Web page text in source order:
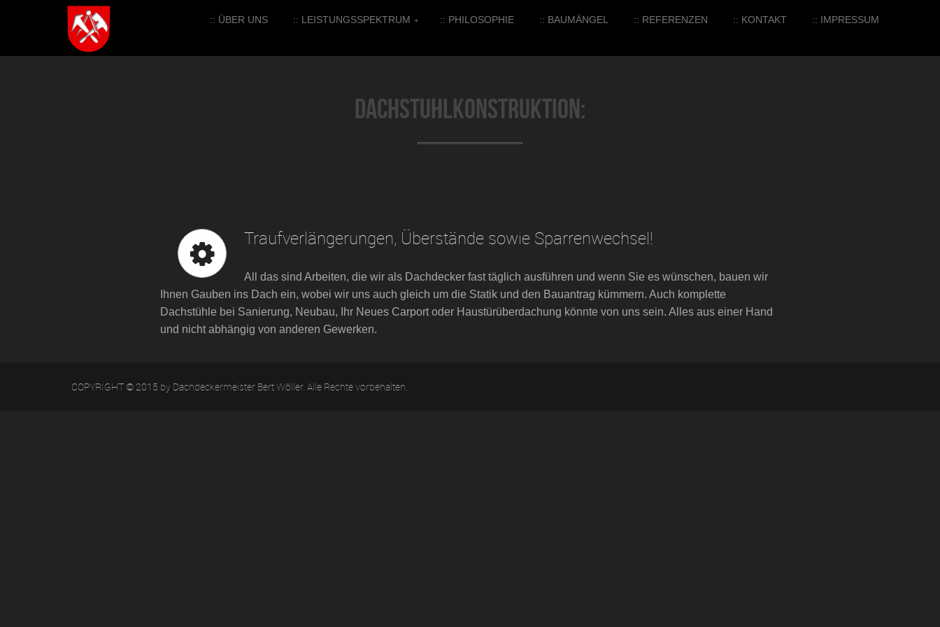
:: ÜBER UNS :: LEISTUNGSSPEKTRUM + :: PHILOSOPHIE :: BAUMÄNGEL :: REFERENZEN :: KONTAKT :: IMPRESSUM
Dachstuhlkonstruktion:
Traufverlängerungen, Überstände sowie Sparrenwechsel!
All das sind Arbeiten, die wir als Dachdecker fast täglich ausführen und wenn Sie es wünschen, bauen wir
Ihnen Gauben ins Dach ein, wobei wir uns auch gleich um die Statik und den Bauantrag kümmern. Auch komplette
Dachstühle bei Sanierung, Neubau, Ihr Neues Carport oder Haustürüberdachung könnte von uns sein. Alles aus einer Hand
und nicht abhängig von anderen Gewerken.
COPYRIGHT © 2015 by Dachdeckermeister Bert Wöller. Alle Rechte vorbehalten.